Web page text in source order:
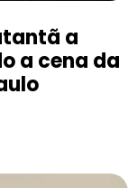
a
a cena da